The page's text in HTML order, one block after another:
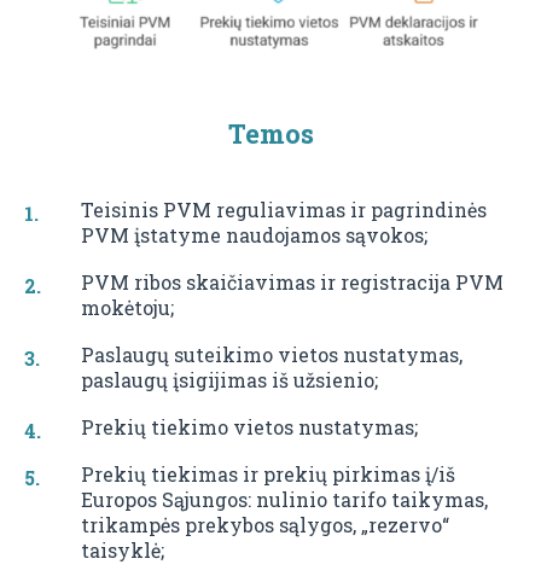
Temos
Teisinis PVM reguliavimas ir pagrindinės
PVM įstatyme naudojamos sąvokos;
PVM ribos skaičiavimas ir registracija PVM
mokėtoju;
Paslaugų suteikimo vietos nustatymas,
paslaugų įsigijimas iš užsienio;
Prekių tiekimo vietos nustatymas;
Prekių tiekimas ir prekių pirkimas į/iš
Europos Sąjungos: nulinio tarifo taikymas,
trikampės prekybos sąlygos, „rezervo“
taisyklė;